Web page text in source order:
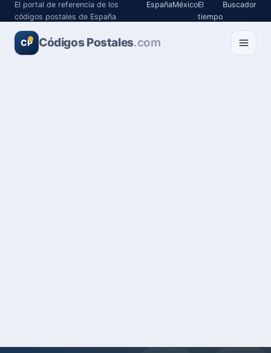
El portal de referencia de los
códigos postales de España
EspañaMéxicoEl
tiempo
Buscador
CP Códigos Postales.com